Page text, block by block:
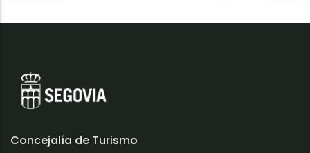
Concejalía de Turismo